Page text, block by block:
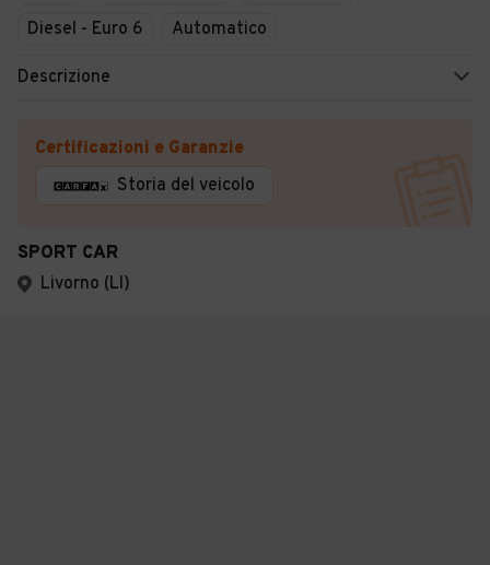
Diesel - Euro 6
Automatico
Descrizione
Certificazioni e Garanzie
Storia del veicolo
SPORT CAR
Livorno (LI)